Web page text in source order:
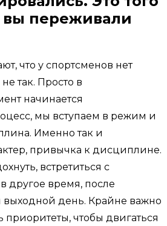
вы переживали
что у спортсменов нет
так. Просто в
начинается
мы вступаем в режим и
Именно так и
привычка к дисциплине.
встретиться с
другое время, после
выходной день. Крайне важно
приоритеты, чтобы двигаться